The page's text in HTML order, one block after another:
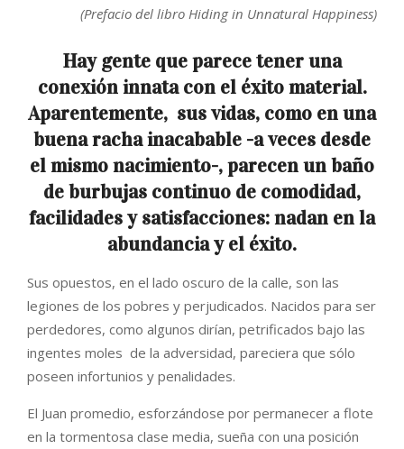
(Prefacio del libro Hiding in Unnatural Happiness)
Hay gente que parece tener una
conexión innata con el éxito material.
Aparentemente, sus vidas, como en una
buena racha inacabable -a veces desde
el mismo nacimiento-, parecen un baño
de burbujas continuo de comodidad,
facilidades y satisfacciones: nadan en la
abundancia y el éxito.
Sus opuestos, en el lado oscuro de la calle, son las
legiones de los pobres y perjudicados. Nacidos para ser
perdedores, como algunos dirían, petrificados bajo las
ingentes moles de la adversidad, pareciera que sólo
poseen infortunios y penalidades.
El Juan promedio, esforzándose por permanecer a flote
en la tormentosa clase media, sueña con una posición